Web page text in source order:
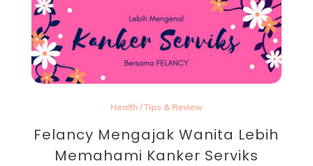
Health /Tips & Review
Felancy Mengajak Wanita Lebih
Memahami Kanker Serviks